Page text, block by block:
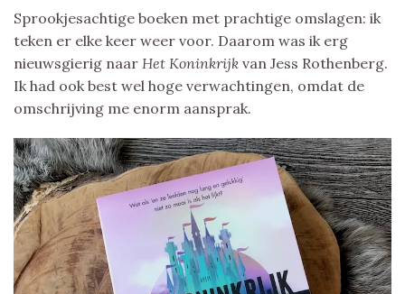
Sprookjesachtige boeken met prachtige omslagen: ik
teken er elke keer weer voor. Daarom was ik erg
nieuwsgierig naar Het Koninkrijk van Jess Rothenberg.
Ik had ook best wel hoge verwachtingen, omdat de
omschrijving me enorm aansprak.